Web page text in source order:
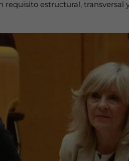
requisito estructural, transversal